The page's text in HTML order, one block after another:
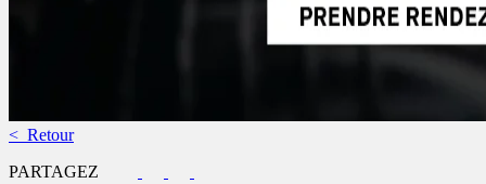
< Retour
PARTAGEZ